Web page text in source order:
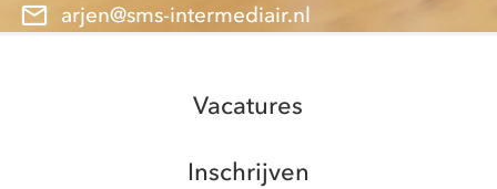
arjen@sms-intermediair.nl
Vacatures
Inschrijven